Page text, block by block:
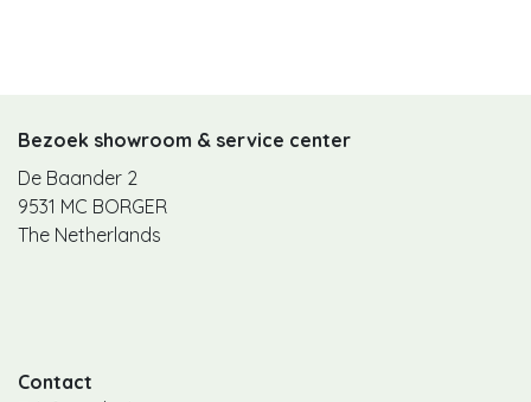
Bezoek showroom & service center
De Baander 2
9531 MC BORGER
The Netherlands
Contact